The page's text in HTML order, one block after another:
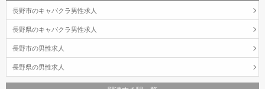
長野市のキャバクラ男性求人
長野県のキャバクラ男性求人
長野市の男性求人
長野県の男性求人